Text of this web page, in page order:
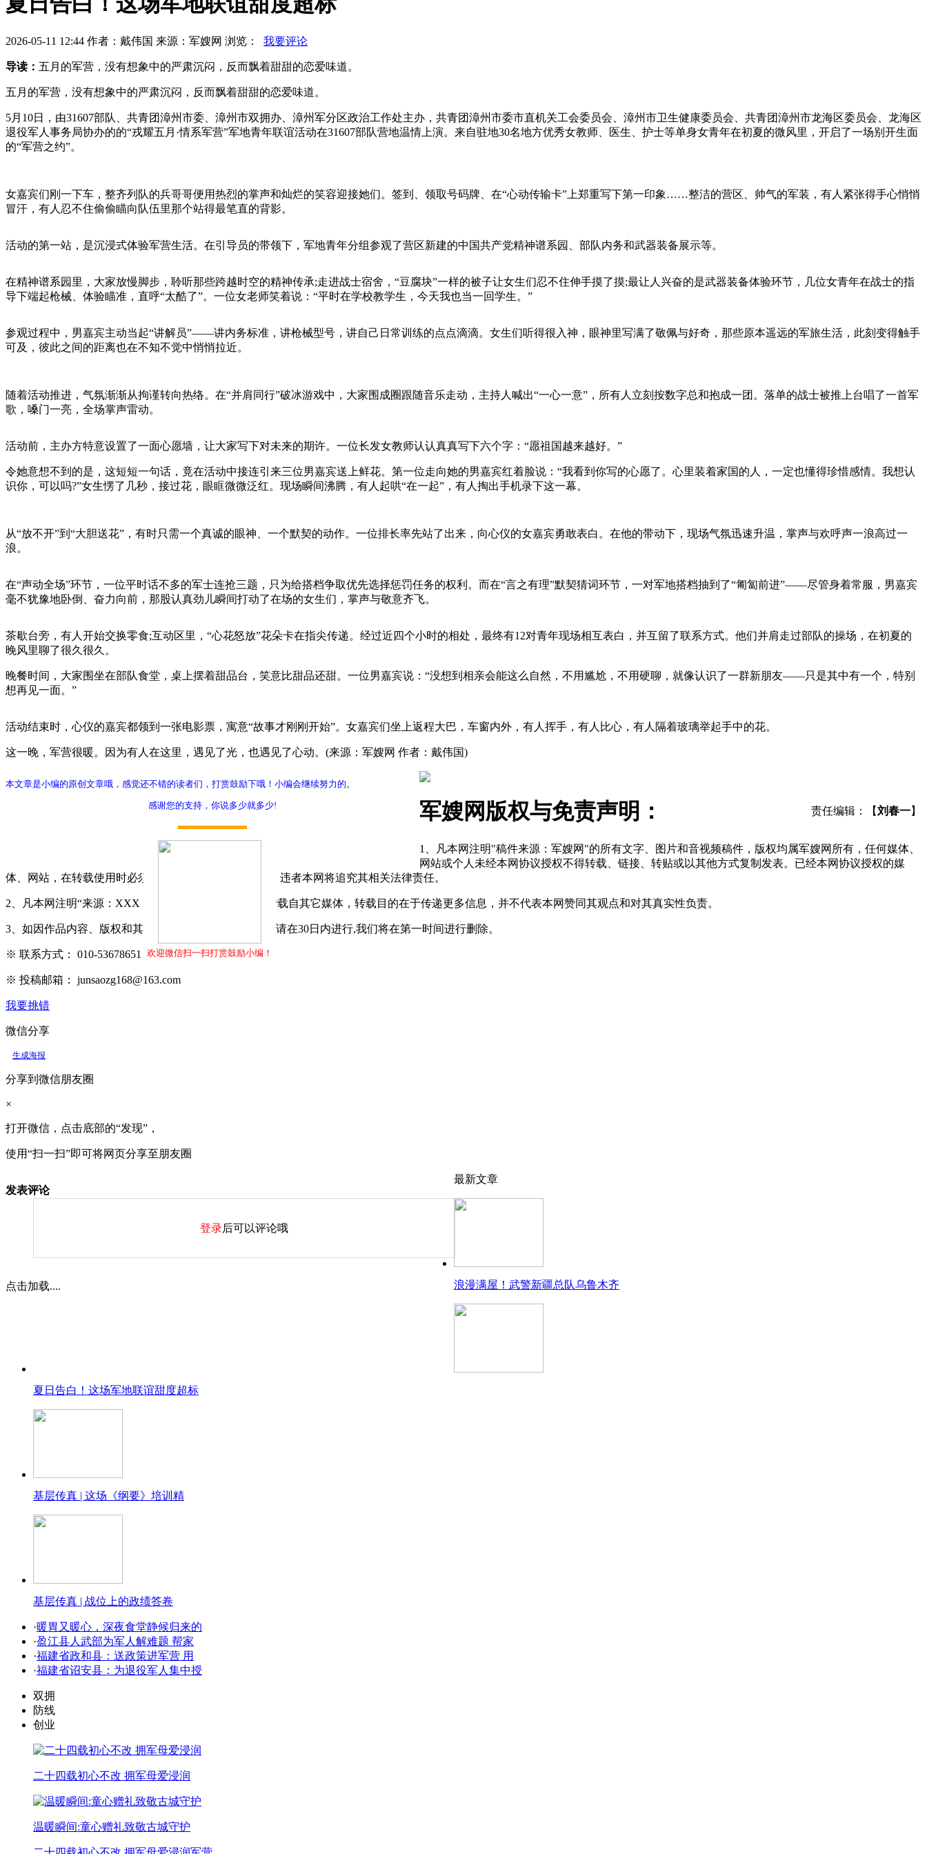
2026-05-11 12:44 作者：戴伟国 来源：军嫂网 浏览： 我要评论
导读： 五月的军营，没有想象中的严肃沉闷，反而飘着甜甜的恋爱味道。
五月的军营，没有想象中的严肃沉闷，反而飘着甜甜的恋爱味道。
5月10日，由31607部队、共青团漳州市委、漳州市双拥办、漳州军分区政治工作处主办，共青团漳州市委市直机关工会委员会、漳州市卫生健康委员会、共青团漳州市龙海区委员会、龙海区
退役军人事务局协办的的“戎耀五月·情系军营”军地青年联谊活动在31607部队营地温情上演。来自驻地30名地方优秀女教师、医生、护士等单身女青年在初夏的微风里，开启了一场别开生面
的“军营之约”。
女嘉宾们刚一下车，整齐列队的兵哥哥便用热烈的掌声和灿烂的笑容迎接她们。签到、领取号码牌、在“心动传输卡”上郑重写下第一印象……整洁的营区、帅气的军装，有人紧张得手心悄悄
冒汗，有人忍不住偷偷瞄向队伍里那个站得最笔直的背影。
活动的第一站，是沉浸式体验军营生活。在引导员的带领下，军地青年分组参观了营区新建的中国共产党精神谱系园、部队内务和武器装备展示等。
在精神谱系园里，大家放慢脚步，聆听那些跨越时空的精神传承;走进战士宿舍，“豆腐块”一样的被子让女生们忍不住伸手摸了摸;最让人兴奋的是武器装备体验环节，几位女青年在战士的指
导下端起枪械、体验瞄准，直呼“太酷了”。一位女老师笑着说：“平时在学校教学生，今天我也当一回学生。”
参观过程中，男嘉宾主动当起“讲解员”——讲内务标准，讲枪械型号，讲自己日常训练的点点滴滴。女生们听得很入神，眼神里写满了敬佩与好奇，那些原本遥远的军旅生活，此刻变得触手
可及，彼此之间的距离也在不知不觉中悄悄拉近。
随着活动推进，气氛渐渐从拘谨转向热络。在“并肩同行”破冰游戏中，大家围成圈跟随音乐走动，主持人喊出“一心一意”，所有人立刻按数字总和抱成一团。落单的战士被推上台唱了一首军
歌，嗓门一亮，全场掌声雷动。
活动前，主办方特意设置了一面心愿墙，让大家写下对未来的期许。一位长发女教师认认真真写下六个字：“愿祖国越来越好。”
令她意想不到的是，这短短一句话，竟在活动中接连引来三位男嘉宾送上鲜花。第一位走向她的男嘉宾红着脸说：“我看到你写的心愿了。心里装着家国的人，一定也懂得珍惜感情。我想认
识你，可以吗?”女生愣了几秒，接过花，眼眶微微泛红。现场瞬间沸腾，有人起哄“在一起”，有人掏出手机录下这一幕。
从“放不开”到“大胆送花”，有时只需一个真诚的眼神、一个默契的动作。一位排长率先站了出来，向心仪的女嘉宾勇敢表白。在他的带动下，现场气氛迅速升温，掌声与欢呼声一浪高过一
浪。
在“声动全场”环节，一位平时话不多的军士连抢三题，只为给搭档争取优先选择惩罚任务的权利。而在“言之有理”默契猜词环节，一对军地搭档抽到了“匍匐前进”——尽管身着常服，男嘉宾
毫不犹豫地卧倒、奋力向前，那股认真劲儿瞬间打动了在场的女生们，掌声与敬意齐飞。
茶歇台旁，有人开始交换零食;互动区里，“心花怒放”花朵卡在指尖传递。经过近四个小时的相处，最终有12对青年现场相互表白，并互留了联系方式。他们并肩走过部队的操场，在初夏的
晚风里聊了很久很久。
晚餐时间，大家围坐在部队食堂，桌上摆着甜品台，笑意比甜品还甜。一位男嘉宾说：“没想到相亲会能这么自然，不用尴尬，不用硬聊，就像认识了一群新朋友——只是其中有一个，特别
想再见一面。”
活动结束时，心仪的嘉宾都领到一张电影票，寓意“故事才刚刚开始”。女嘉宾们坐上返程大巴，车窗内外，有人挥手，有人比心，有人隔着玻璃举起手中的花。
这一晚，军营很暖。因为有人在这里，遇见了光，也遇见了心动。(来源：军嫂网 作者：戴伟国)
本文章是小编的原创文章哦，感觉还不错的读者们，打赏鼓励下哦！小编会继续努力的。
感谢您的支持，你说多少就多少!
欢迎微信扫一扫打赏鼓励小编！
责任编辑：【刘春一】
军嫂网版权与免责声明：
1、凡本网注明"稿件来源：军嫂网"的所有文字、图片和音视频稿件，版权均属军嫂网所有，任何媒体、
网站或个人未经本网协议授权不得转载、链接、转贴或以其他方式复制发表。已经本网协议授权的媒
体、网站，在转载使用时必须注明"稿件来源：军嫂网"，违者本网将追究其相关法律责任。
2、凡本网注明“来源：XXX（非军嫂网）”的作品，均转载自其它媒体，转载目的在于传递更多信息，并不代表本网赞同其观点和对其真实性负责。
3、如因作品内容、版权和其它问题需要同本网联系的，请在30日内进行,我们将在第一时间进行删除。
※ 联系方式： 010-53678651
※ 投稿邮箱： junsaozg168@163.com
我要挑错
微信分享
生成海报
分享到微信朋友圈
×
打开微信，点击底部的“发现”，
使用“扫一扫”即可将网页分享至朋友圈
发表评论
登录后可以评论哦
点击加载....
最新文章
浪漫满屋！武警新疆总队乌鲁木齐
夏日告白！这场军地联谊甜度超标
基层传真 | 这场《纲要》培训精
基层传真 | 战位上的政绩答卷
·暖胃又暖心，深夜食堂静候归来的
·盈江县人武部为军人解难题 帮家
·福建省政和县：送政策进军营 用
·福建省诏安县：为退役军人集中授
双拥
防线
创业
二十四载初心不改 拥军母爱浸润
温暖瞬间:童心赠礼致敬古城守护